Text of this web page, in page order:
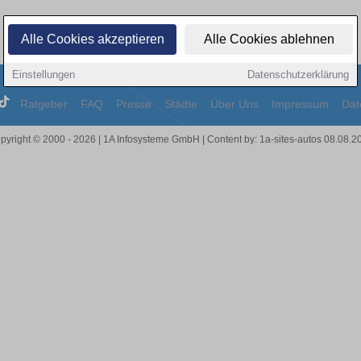
Alle Cookies akzeptieren Alle Cookies ablehnen
Einstellungen Datenschutzerklärung
Ratgeber FAQ Presse Städte Über Uns Impressum
© 2000 - 2026 | 1A Infosysteme GmbH | Content by: 1a-sites-autos